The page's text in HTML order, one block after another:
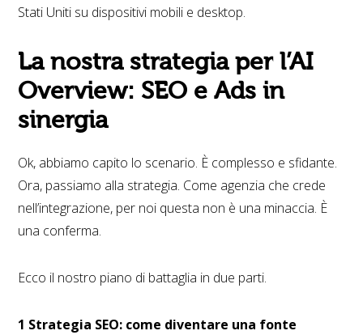
Stati Uniti su dispositivi mobili e desktop.
La nostra strategia per l’AI
Overview: SEO e Ads in
sinergia
Ok, abbiamo capito lo scenario. È complesso e sfidante.
Ora, passiamo alla strategia. Come agenzia che crede
nell’integrazione, per noi questa non è una minaccia. È
una conferma.
Ecco il nostro piano di battaglia in due parti.
1 Strategia SEO: come diventare una fonte